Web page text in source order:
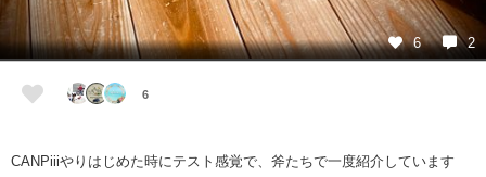
6 2
6
CANPiiiやりはじめた時にテスト感覚で、斧たちで一度紹介しています